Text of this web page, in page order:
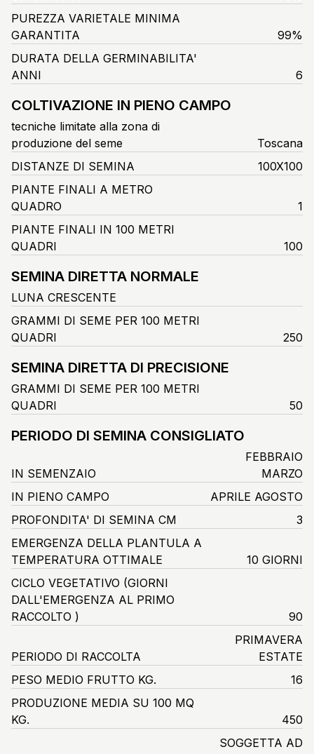
PUREZZA VARIETALE MINIMA
GARANTITA
99%
DURATA DELLA GERMINABILITA'
ANNI
6
COLTIVAZIONE IN PIENO CAMPO
tecniche limitate alla zona di
produzione del seme
Toscana
DISTANZE DI SEMINA
100X100
PIANTE FINALI A METRO
QUADRO
1
PIANTE FINALI IN 100 METRI
QUADRI
100
SEMINA DIRETTA NORMALE
LUNA CRESCENTE
GRAMMI DI SEME PER 100 METRI
QUADRI
250
SEMINA DIRETTA DI PRECISIONE
GRAMMI DI SEME PER 100 METRI
QUADRI
50
PERIODO DI SEMINA CONSIGLIATO
IN SEMENZAIO
FEBBRAIO
MARZO
IN PIENO CAMPO
APRILE AGOSTO
PROFONDITA' DI SEMINA CM
3
EMERGENZA DELLA PLANTULA A
TEMPERATURA OTTIMALE
10 GIORNI
CICLO VEGETATIVO (GIORNI
DALL'EMERGENZA AL PRIMO
RACCOLTO )
90
PERIODO DI RACCOLTA
PRIMAVERA
ESTATE
PESO MEDIO FRUTTO KG.
16
PRODUZIONE MEDIA SU 100 MQ
KG.
450
SOGGETTA AD